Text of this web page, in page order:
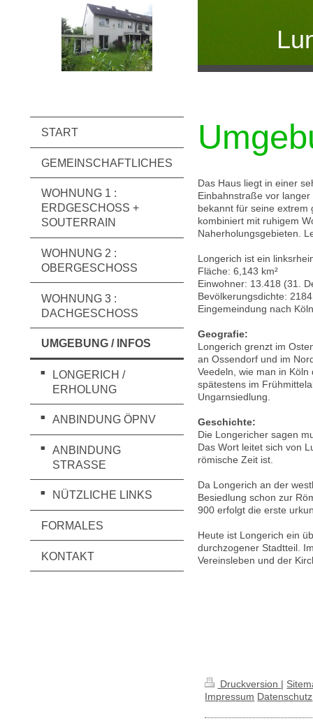
START
GEMEINSCHAFTLICHES
WOHNUNG 1 :
ERDGESCHOSS +
SOUTERRAIN
WOHNUNG 2 :
OBERGESCHOSS
WOHNUNG 3 :
DACHGESCHOSS
UMGEBUNG / INFOS
LONGERICH /
ERHOLUNG
ANBINDUNG ÖPNV
ANBINDUNG
STRASSE
NÜTZLICHE LINKS
FORMALES
KONTAKT
Das Haus liegt in einer
Einbahnstraße vor
bekannt für seine extrem
kombiniert mit ruhigem
Naherholungsgebieten.
Longerich ist ein
Fläche: 6,143 km²
Einwohner: 13.418 (31.
Bevölkerungsdichte:
Eingemeindung nach
Geografie:
Longerich grenzt im
an Ossendorf und im
Veedeln, wie man in
spätestens im
Ungarnsiedlung.
Geschichte:
Die Longericher sagen
Das Wort leitet sich von
römische Zeit ist.
Da Longerich an der
Besiedlung schon zur
900 erfolgt die erste
Heute ist Longerich ein
durchzogener Stadtteil.
Vereinsleben und der
Druckversion
Impressum Datenschutz